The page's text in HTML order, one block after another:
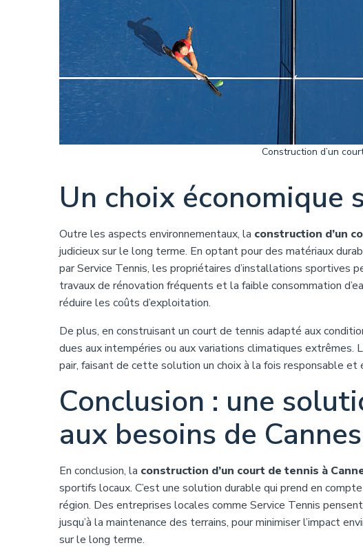
Construction d’un
Un choix économique
Outre les aspects environnementaux, la construction d’un
judicieux sur le long terme. En optant pour des matériaux
par Service Tennis, les propriétaires d’installations sportives
travaux de rénovation fréquents et la faible consommation
réduire les coûts d’exploitation.
De plus, en construisant un court de tennis adapté aux
dues aux intempéries ou aux variations climatiques
pair, faisant de cette solution un choix à la fois responsable
Conclusion : une
aux besoins de Cannes
En conclusion, la construction d’un court de tennis à
sportifs locaux. C’est une solution durable qui prend en
région. Des entreprises locales comme Service Tennis
jusqu’à la maintenance des terrains, pour minimiser l’impact
sur le long terme.